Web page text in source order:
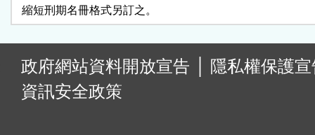
政府網站資料開放宣告
隱私權保護
資訊安全政策